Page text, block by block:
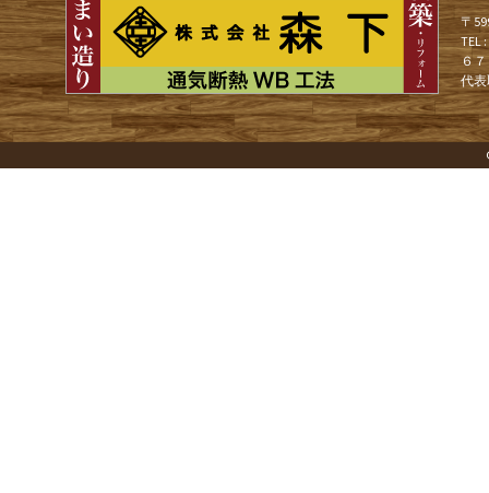
ン
〒
TEL
６
代